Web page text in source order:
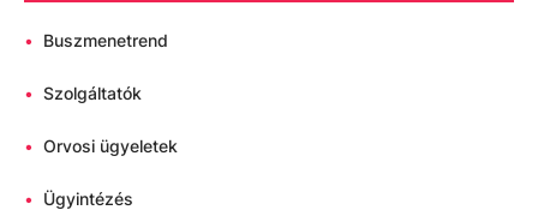
• Buszmenetrend
• Szolgáltatók
• Orvosi ügyeletek
• Ügyintézés